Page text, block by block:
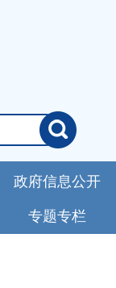
政府信息公开
专题专栏